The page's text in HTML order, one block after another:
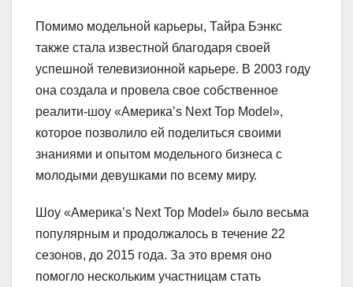
Помимо модельной карьеры, Тайра Бэнкс
также стала известной благодаря своей
успешной телевизионной карьере. В 2003 году
она создала и провела свое собственное
реалити-шоу «Америка’s Next Top Model»,
которое позволило ей поделиться своими
знаниями и опытом модельного бизнеса с
молодыми девушками по всему миру.
Шоу «Америка’s Next Top Model» было весьма
популярным и продолжалось в течение 22
сезонов, до 2015 года. За это время оно
помогло нескольким участницам стать